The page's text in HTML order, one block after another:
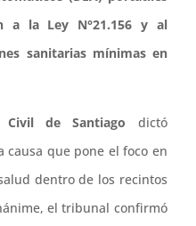
a la Ley N°21.156 y al
sanitarias mínimas en
Civil de Santiago dictó
causa que pone el foco en
dentro de los recintos
el tribunal confirmó